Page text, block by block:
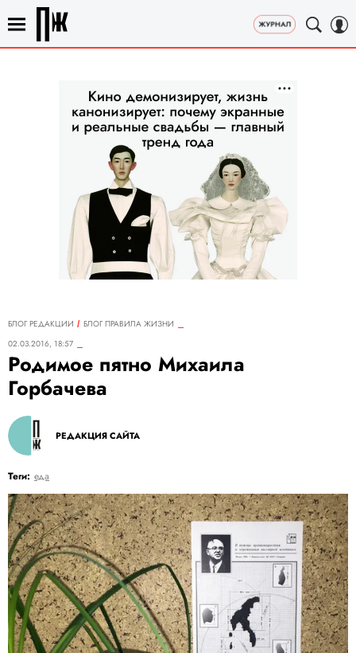
БЛОГ РЕДАКЦИИ
БЛОГ ПРАВИЛА ЖИЗНИ
02.03.2016, 18:57
Родимое пятно Михаила
Горбачева
РЕДАКЦИЯ САЙТА
Теги: еда